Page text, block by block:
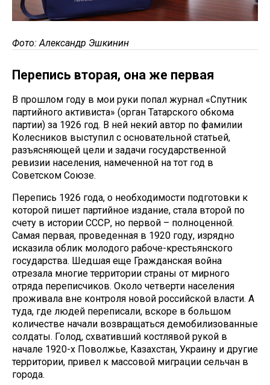
Фото: Александр Эшкинин
Перепись вторая, она же первая
В прошлом году в мои руки попал журнал «Спутник
партийного активиста» (орган Татарского обкома
партии) за 1926 год. В ней некий автор по фамилии
Колесников выступил с основательной статьей,
разъясняющей цели и задачи государственной
ревизии населения, намеченной на тот год в
Советском Союзе.
Перепись 1926 года, о необходимости подготовки к
которой пишет партийное издание, стала второй по
счету в истории СССР, но первой – полноценной.
Самая первая, проведенная в 1920 году, изрядно
исказила облик молодого рабоче-крестьянского
государства. Шедшая еще Гражданская война
отрезала многие территории страны от мирного
отряда переписчиков. Около четверти населения
проживала вне контроля новой российской власти. А
туда, где людей переписали, вскоре в большом
количестве начали возвращаться демобилизованные
солдаты. Голод, схвативший костлявой рукой в
начале 1920-х Поволжье, Казахстан, Украину и другие
территории, привел к массовой миграции сельчан в
города.